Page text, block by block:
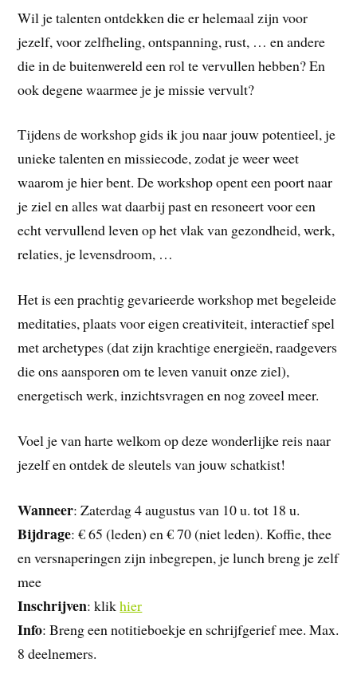
Wil je talenten ontdekken die er helemaal zijn voor
jezelf, voor zelfheling, ontspanning, rust, … en andere
die in de buitenwereld een rol te vervullen hebben? En
ook degene waarmee je je missie vervult?
Tijdens de workshop gids ik jou naar jouw potentieel, je
unieke talenten en missiecode, zodat je weer weet
waarom je hier bent. De workshop opent een poort naar
je ziel en alles wat daarbij past en resoneert voor een
echt vervullend leven op het vlak van gezondheid, werk,
relaties, je levensdroom, …
Het is een prachtig gevarieerde workshop met begeleide
meditaties, plaats voor eigen creativiteit, interactief spel
met archetypes (dat zijn krachtige energieën, raadgevers
die ons aansporen om te leven vanuit onze ziel),
energetisch werk, inzichtsvragen en nog zoveel meer.
Voel je van harte welkom op deze wonderlijke reis naar
jezelf en ontdek de sleutels van jouw schatkist!
Wanneer: Zaterdag 4 augustus van 10 u. tot 18 u.
Bijdrage: € 65 (leden) en € 70 (niet leden). Koffie, thee
en versnaperingen zijn inbegrepen, je lunch breng je zelf
mee
Inschrijven: klikhier
Info: Breng een notitieboekje en schrijfgerief mee. Max.
8 deelnemers.